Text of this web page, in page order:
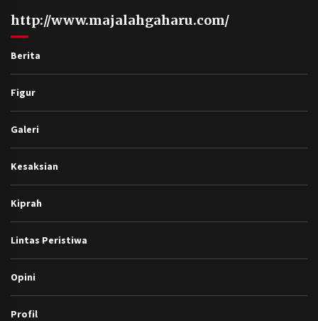
http://www.majalahgaharu.com/
Berita
Figur
Galeri
Kesaksian
Kiprah
Lintas Peristiwa
Opini
Profil